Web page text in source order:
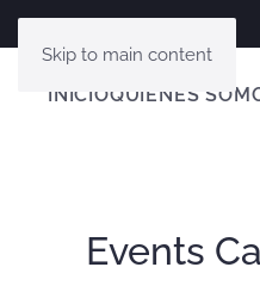
Skip to main content
INICIOQUIENES
Events